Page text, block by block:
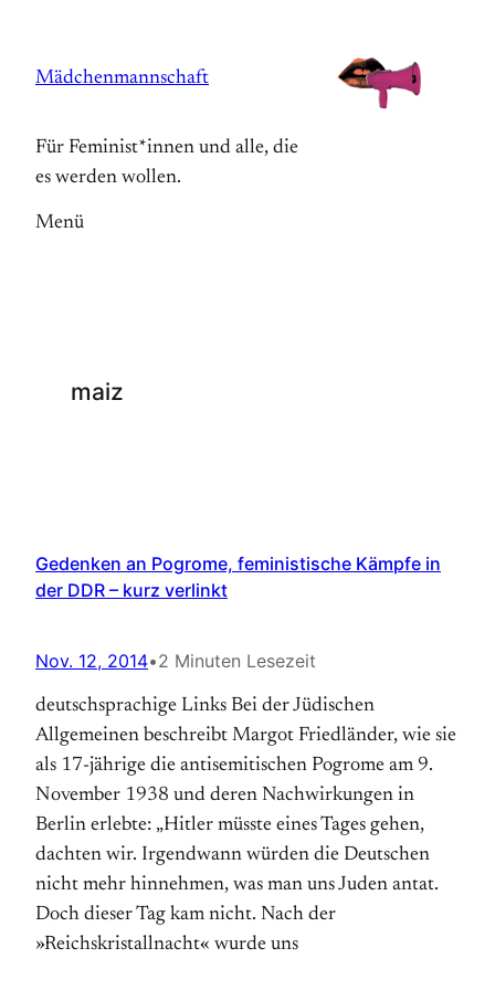
springen
Mädchenmannschaft
Für Feminist*innen und alle, die
es werden wollen.
Menü
maiz
Gedenken an Pogrome, feministische Kämpfe in
der DDR – kurz verlinkt
Nov. 12, 2014•2 Minuten Lesezeit
deutschsprachige Links Bei der Jüdischen
Allgemeinen beschreibt Margot Friedländer, wie sie
als 17-jährige die antisemitischen Pogrome am 9.
November 1938 und deren Nachwirkungen in
Berlin erlebte: „Hitler müsste eines Tages gehen,
dachten wir. Irgendwann würden die Deutschen
nicht mehr hinnehmen, was man uns Juden antat.
Doch dieser Tag kam nicht. Nach der
»Reichskristallnacht« wurde uns